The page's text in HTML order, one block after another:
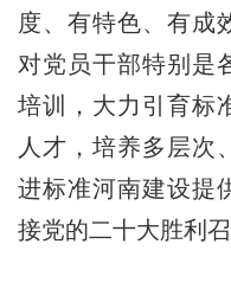
度、有特色、有成
对党员干部特别是
培训，大力引育标
人才，培养多层次
进标准河南建设提
接党的二十大胜利召